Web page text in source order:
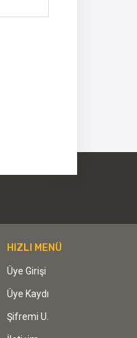
HIZLI MENÜ
Üye Girişi
Üye Kaydı
Şifremi U.